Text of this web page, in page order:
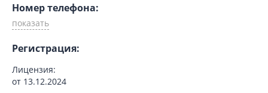
Номер телефона:
Регистрация:
Лицензия:
от 13.12.2024